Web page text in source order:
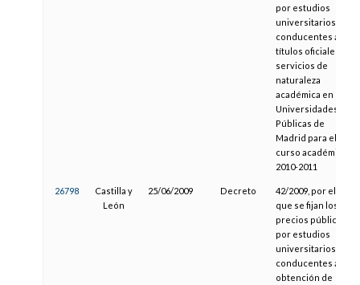
por estudios
universitarios
conducentes a
títulos oficiales y
servicios de
naturaleza
académica en las
Universidades
Públicas de
Madrid para el
curso académico
2010-2011
26798
Castilla y
León
25/06/2009 Decreto
42/2009, por el
que se fijan los
precios públicos
por estudios
universitarios
conducentes a la
obtención de